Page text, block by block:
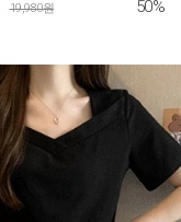
19,980원 50%